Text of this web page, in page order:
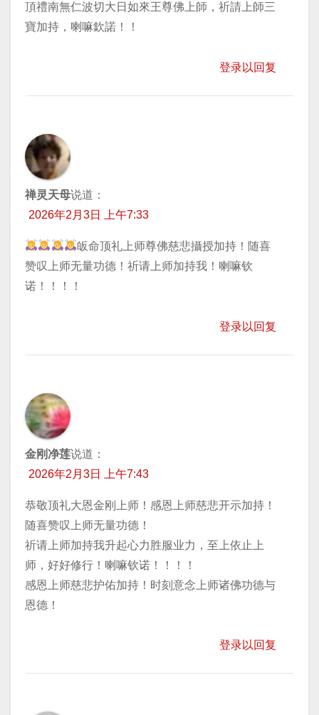
頂禮南無仁波切大日如來王尊佛上師，祈請上師三
寶加持，喇嘛欽諾！！
登录以回复
禅灵天母说道：
2026年2月3日 上午7:33
皈命顶礼上师尊佛慈悲攝授加持！随喜
赞叹上师无量功德！祈请上师加持我！喇嘛钦
诺！！！！
登录以回复
金刚净莲说道：
2026年2月3日 上午7:43
恭敬顶礼大恩金刚上师！感恩上师慈悲开示加持！
随喜赞叹上师无量功德！
祈请上师加持我升起心力胜服业力，至上依止上
师，好好修行！喇嘛钦诺！！！！
感恩上师慈悲护佑加持！时刻意念上师诸佛功德与
恩德！
登录以回复